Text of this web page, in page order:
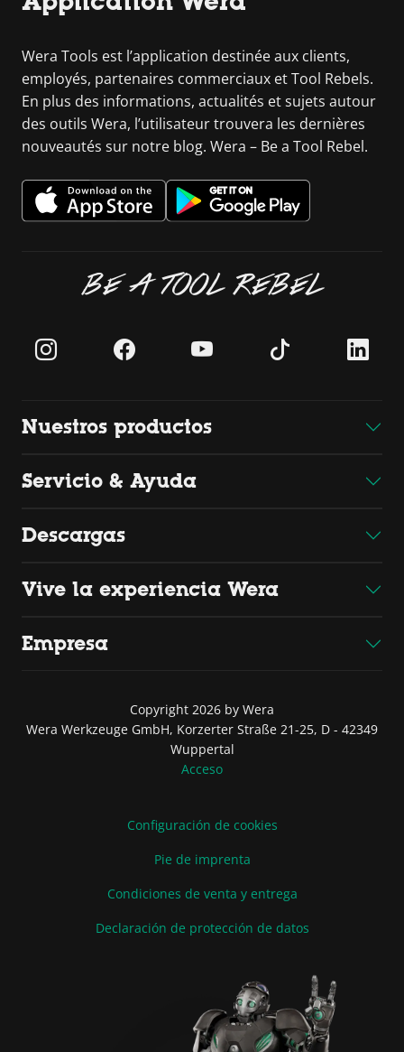
Wera Tools est l’application destinée aux clients,
employés, partenaires commerciaux et Tool Rebels.
En plus des informations, actualités et sujets autour
des outils Wera, l’utilisateur trouvera les dernières
nouveautés sur notre blog. Wera – Be a Tool Rebel.
BE A TOOL REBEL
Nuestros productos
Servicio & Ayuda
Descargas
Vive la experiencia Wera
Empresa
Copyright 2026 by Wera
Wera Werkzeuge GmbH, Korzerter Straße 21-25, D - 42349
Wuppertal
Acceso
Configuración de cookies
Pie de imprenta
Condiciones de venta y entrega
Declaración de protección de datos